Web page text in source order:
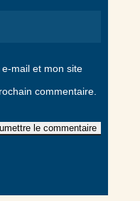
mail et mon site
commentaire.
le commentaire